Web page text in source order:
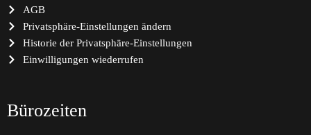
AGB
Privatsphäre-Einstellungen ändern
Historie der Privatsphäre-Einstellungen
Einwilligungen wiederrufen
Bürozeiten